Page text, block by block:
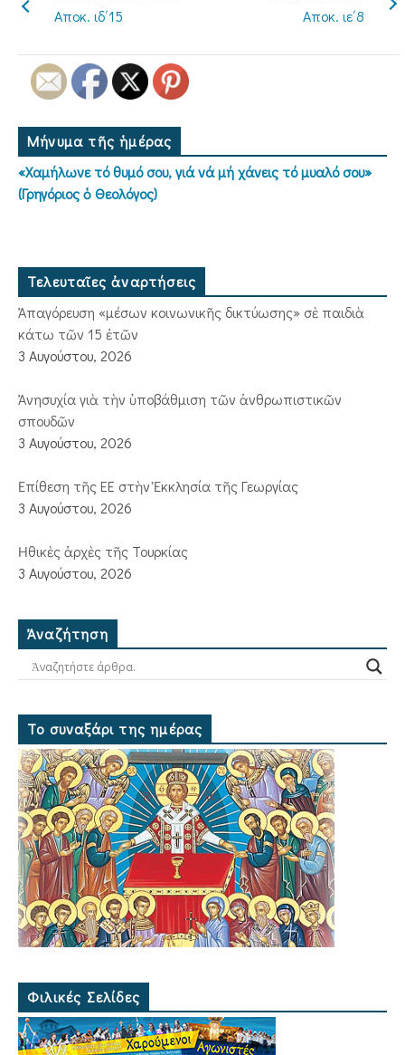
Αποκ. ιδ΄15 Αποκ. ιε΄8
Μήνυμα τῆς ἡμέρας
«Χαμήλωνε τό θυμό σου, γιά νά μή χάνεις τό μυαλό σου»
(Γρηγόριος ὁ Θεολόγος)
Τελευταῖες ἀναρτήσεις
Ἀπαγόρευση «μέσων κοινωνικῆς δικτύωσης» σὲ παιδιὰ
κάτω τῶν 15 ἐτῶν
3 Αυγούστου, 2026
Ἀνησυχία γιὰ τὴν ὑποβάθμιση τῶν ἀνθρωπιστικῶν
σπουδῶν
3 Αυγούστου, 2026
Ἐπίθεση τῆς ΕΕ στὴν Ἐκκλησία τῆς Γεωργίας
3 Αυγούστου, 2026
Ἠθικὲς ἀρχὲς τῆς Τουρκίας
3 Αυγούστου, 2026
Ἀναζήτηση
Το συναξάρι της ημέρας
Φιλικές Σελίδες